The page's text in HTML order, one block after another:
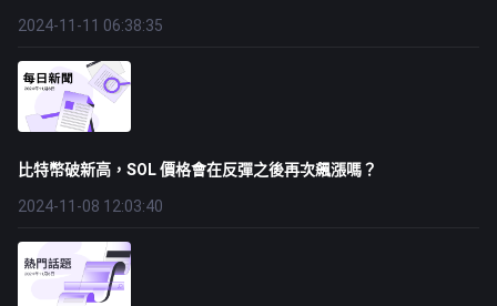
2024-11-11 06:38:35
比特幣破新高，SOL 價格會在反彈之後再次飆漲嗎？
2024-11-08 12:03:40